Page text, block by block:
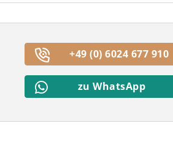
+49 (0) 6024 677 910
zu WhatsApp